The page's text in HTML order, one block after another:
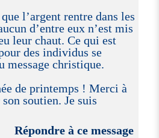
l’argent rentre dans les
d’entre eux n’est mis
leur chaut. Ce qui est
des individus se
message christique.
de printemps ! Merci à
soutien. Je suis
Répondre à ce message